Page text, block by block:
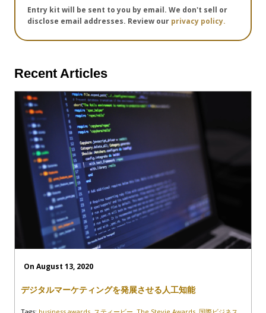
Entry kit will be sent to you by email. We don't sell or
disclose email addresses. Review our privacy policy.
Recent Articles
On August 13, 2020
デジタルマーケティングを発展させる人工知能